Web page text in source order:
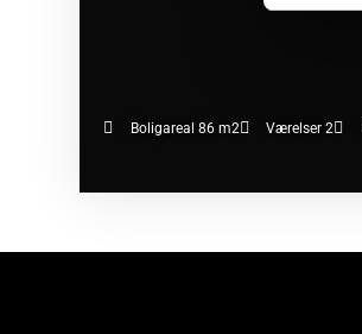
Boligareal 86 m2 Værelser 2